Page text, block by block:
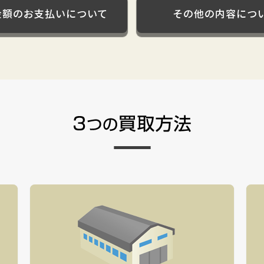
のお支払いについて その他の内容につ